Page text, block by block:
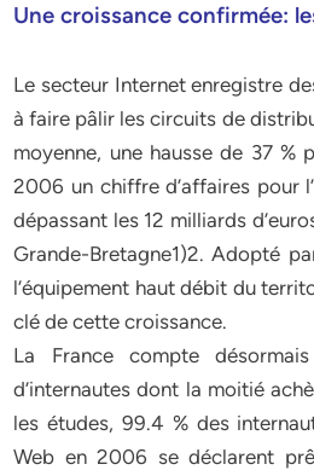
Une croissance confirmée:
Le secteur Internet enregistre
à faire pâlir les circuits de
moyenne, une hausse de 37 %
2006 un chiffre d’affaires pour
dépassant les 12 milliards
Grande-Bretagne1)2. Adopté
l’équipement haut débit du
clé de cette croissance.
La France compte
d’internautes dont la moitié
les études, 99.4 % des
Web en 2006 se déclarent